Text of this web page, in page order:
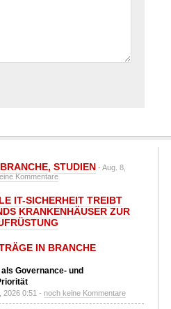
BRANCHE, STUDIEN - Aug. 8,
Kommentare
IT-SICHERHEIT TREIBT
KRANKENHÄUSER ZUR
IN BRANCHE
Governance- und
2026 0:51 - noch keine Kommentare